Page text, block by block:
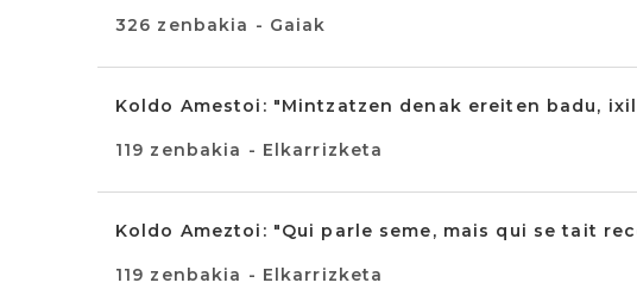
326 zenbakia - Gaiak
Koldo Amestoi: "Mintzatzen denak ereiten badu,
119 zenbakia - Elkarrizketa
Koldo Ameztoi: "Qui parle seme, mais qui se tait
119 zenbakia - Elkarrizketa